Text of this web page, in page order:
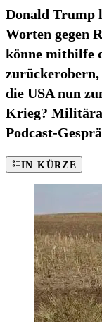
Donald Trump
Worten gegen
könne mithilfe
zurückerobern,
die USA nun
Krieg?
Podcast-
IN KÜRZE